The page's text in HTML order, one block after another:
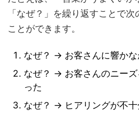
「なぜ？」を繰り返すことで
ことができます。
なぜ？ → お客さんに響かな
なぜ？ → お客さんのニー
った
なぜ？ → ヒアリングが不十